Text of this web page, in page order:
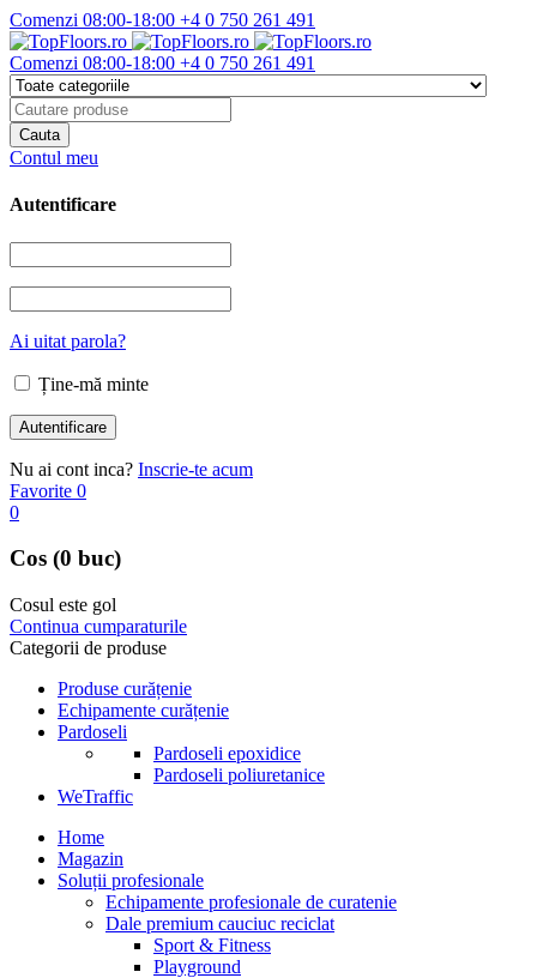
Comenzi 08:00-18:00 +4 0 750 261 491
Comenzi 08:00-18:00 +4 0 750 261 491
Contul meu
Autentificare
Ai uitat parola?
Ține-mă minte
Nu ai cont inca? Inscrie-te acum
Favorite 0
0
Cos (0 buc)
Cosul este gol
Continua cumparaturile
Categorii de produse
Produse curățenie
Echipamente curățenie
Pardoseli
Pardoseli epoxidice
Pardoseli poliuretanice
WeTraffic
Home
Magazin
Soluții profesionale
Echipamente profesionale de curatenie
Dale premium cauciuc reciclat
Sport & Fitness
Playground